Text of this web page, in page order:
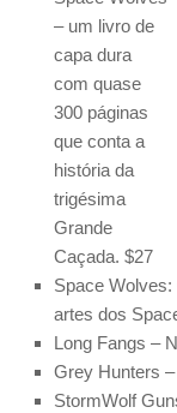
– um livro de
capa dura
com quase
300 páginas
que conta a
história da
trigésima
Grande
Caçada. $27
Space
artes dos
Long Fangs –
Grey Hunters
StormWolf